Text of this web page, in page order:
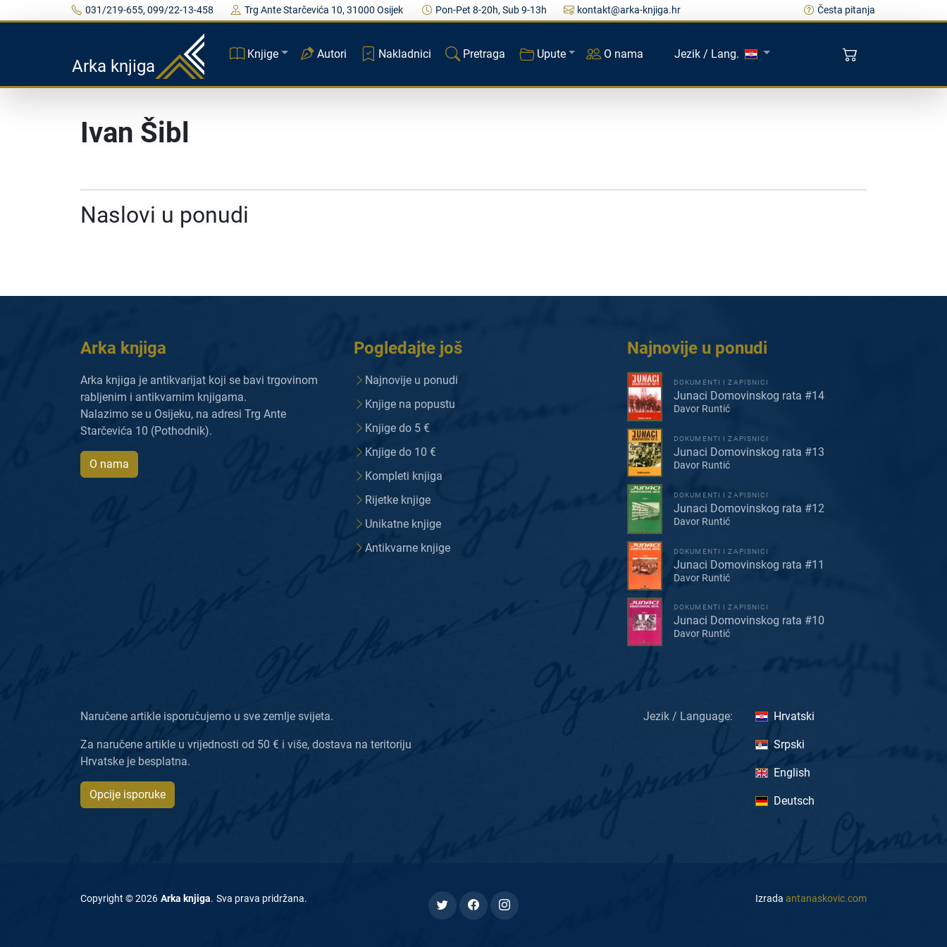
031/219-655, 099/22-13-458 Trg Ante Starčevića 10, 31000 Osijek Pon-Pet 8-20h, Sub 9-13h kontakt@arka-knjiga.hr Česta pitanja
Arka knjiga
Knjige Autori Nakladnici Pretraga Upute O nama Jezik / Lang.
Ivan Šibl
Naslovi u ponudi
Arka knjiga
Arka knjiga je antikvarijat koji se bavi trgovinom
rabljenim i antikvarnim knjigama.
Nalazimo se u Osijeku, na adresi Trg Ante
Starčevića 10 (Pothodnik).
O nama
Pogledajte još
Najnovije u ponudi
Knjige na popustu
Knjige do 5 €
Knjige do 10 €
Kompleti knjiga
Rijetke knjige
Unikatne knjige
Antikvarne knjige
Najnovije u ponudi
DOKUMENTI I ZAPISNICI
Junaci Domovinskog rata #14
Davor Runtić
DOKUMENTI I ZAPISNICI
Junaci Domovinskog rata #13
Davor Runtić
DOKUMENTI I ZAPISNICI
Junaci Domovinskog rata #12
Davor Runtić
DOKUMENTI I ZAPISNICI
Junaci Domovinskog rata #11
Davor Runtić
DOKUMENTI I ZAPISNICI
Junaci Domovinskog rata #10
Davor Runtić
Naručene artikle isporučujemo u sve zemlje svijeta.
Za naručene artikle u vrijednosti od 50 € i više, dostava na teritoriju
Hrvatske je besplatna.
Opcije isporuke
Jezik / Language: Hrvatski
Srpski
English
Deutsch
Copyright ©2026 Arka knjiga. Sva prava pridržana. Izrada antanaskovic.com